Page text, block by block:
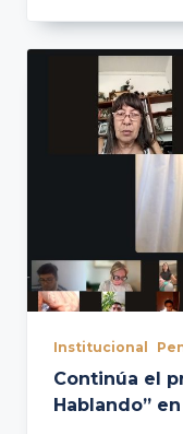
Institucional
Continúa el
Hablando”